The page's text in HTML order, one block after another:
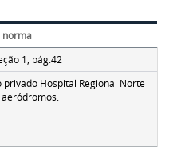
norma
1, pág.42
privado Hospital Regional Norte
aeródromos.